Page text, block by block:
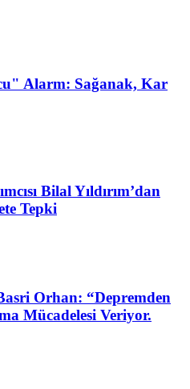
Alarm: Sağanak, Kar
Bilal Yıldırım’dan
Tepki
Orhan: “Depremden
Mücadelesi Veriyor.